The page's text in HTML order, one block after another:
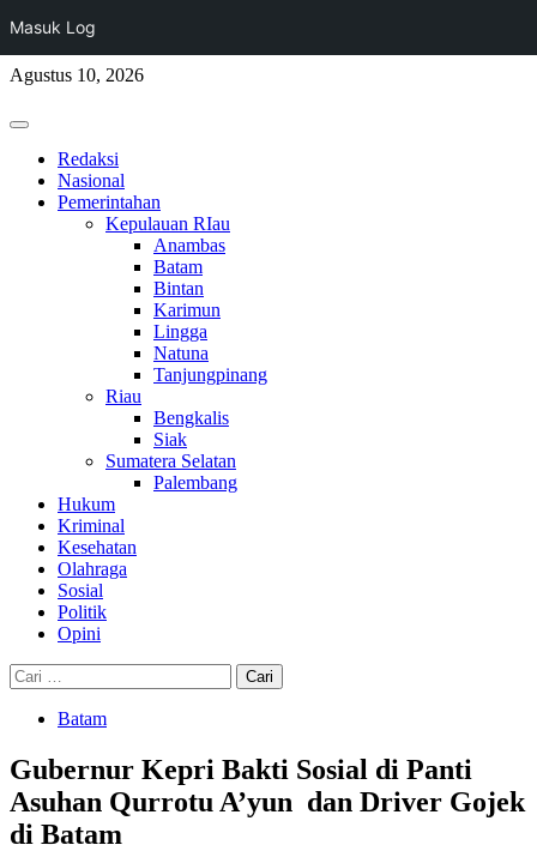
Masuk Log
Skip
content
Agustus 10, 2026
Primary
Redaksi
Nasional
Pemerintahan
Kepulauan RIau
Anambas
Batam
Bintan
Karimun
Lingga
Natuna
Tanjungpinang
Riau
Bengkalis
Siak
Sumatera Selatan
Palembang
Hukum
Kriminal
Kesehatan
Olahraga
Sosial
Politik
Opini
Cari
untuk:
Batam
Gubernur Kepri Bakti Sosial di Panti
Asuhan Qurrotu A’yun dan Driver Gojek
di Batam